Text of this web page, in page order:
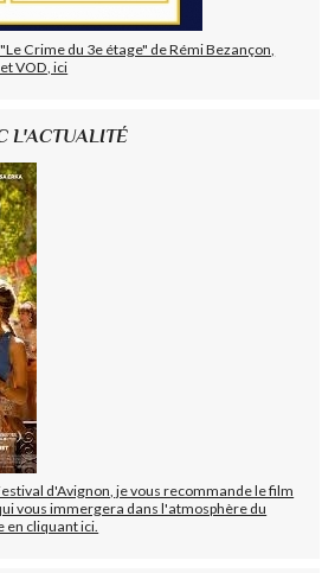
Crime du 3e étage" de Rémi Bezançon,
VOD, ici
L'ACTUALITÉ
d'Avignon, je vous recommande le film
vous immergera dans l'atmosphère du
en cliquant ici.